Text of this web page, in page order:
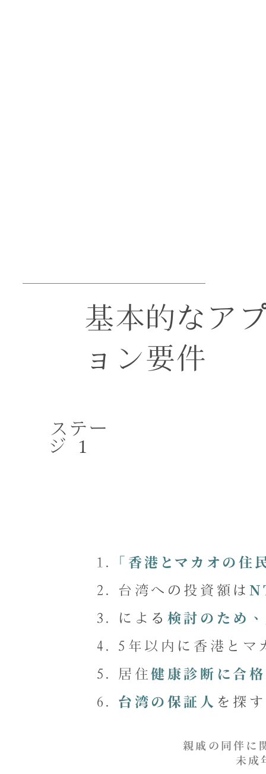
基本的なア
ョン要件
ステー
ジ 1
「香港とマカオの住
台湾への投資額は
による 検討のため
5年以内に香港とマ
居住健康診断に合
台湾の保証人 を探す
親戚の同伴に
未成